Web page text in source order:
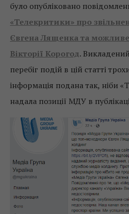
було опубліковано
«Телекритики» про
Євгена Лященка та
Вікторії Корогод.
перебіг подій в цій статті
інформація подана так, ніби
надала позиції МДУ в